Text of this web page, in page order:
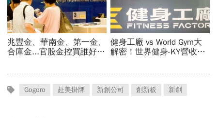
Gogoro 赴美掛牌 新創公司 創新板 新創